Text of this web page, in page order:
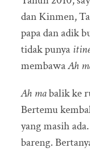
dan Kinmen,
papa dan adik
tidak punya
membawaAh
Ah mabalik ke
Bertemu
yang masih
bareng.